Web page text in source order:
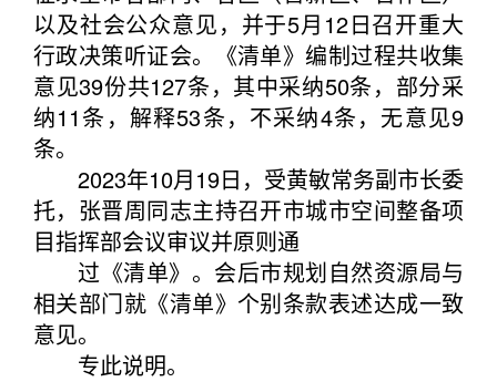
以及社会公众意见，并于5月12日召开重大
行政决策听证会。《清单》编制过程共收集
意见39份共127条，其中采纳50条，部分采
纳11条，解释53条，不采纳4条，无意见9
条。
2023年10月19日，受黄敏常务副市长委
托，张晋周同志主持召开市城市空间整备项
目指挥部会议审议并原则通
过《清单》。会后市规划自然资源局与
相关部门就《清单》个别条款表述达成一致
意见。
专此说明。